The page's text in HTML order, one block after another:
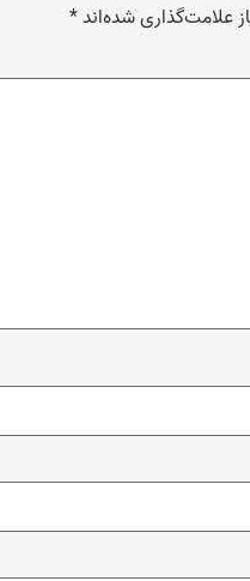
علامت‌گذاری شده‌اند*